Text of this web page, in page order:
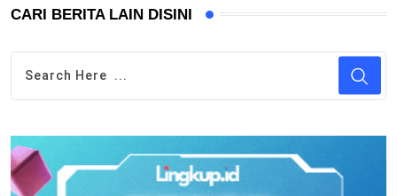
CARI BERITA LAIN DISINI